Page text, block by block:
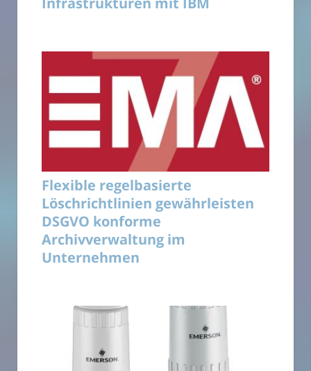
Flexible regelbasierte
Löschrichtlinien gewährleisten
DSGVO konforme
Archivverwaltung im
Unternehmen